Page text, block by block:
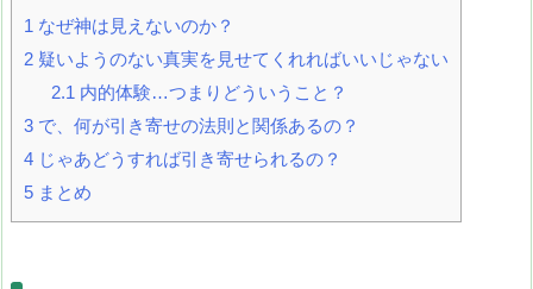
1 なぜ神は見えないのか？
2 疑いようのない真実を見せてくれればいいじゃない
2.1 内的体験…つまりどういうこと？
3 で、何が引き寄せの法則と関係あるの？
4 じゃあどうすれば引き寄せられるの？
5 まとめ